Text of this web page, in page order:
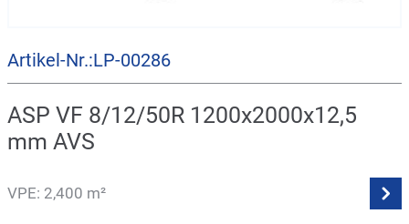
Artikel-Nr.:LP-00286
ASP VF 8/12/50R 1200x2000x12,5
mm AVS
VPE: 2,400 m²